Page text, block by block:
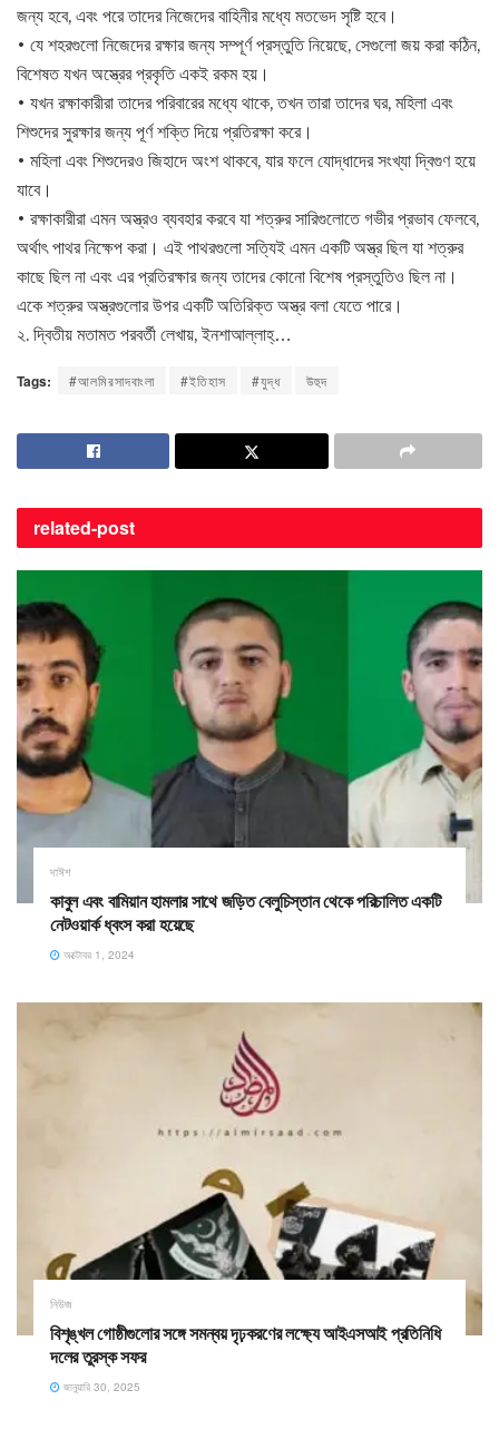
জন্য হবে, এবং পরে তাদের নিজেদের বাহিনীর মধ্যে মতভেদ সৃষ্টি হবে।
• যে শহরগুলো নিজেদের রক্ষার জন্য সম্পূর্ণ প্রস্তুতি নিয়েছে, সেগুলো জয় করা কঠিন,
বিশেষত যখন অস্ত্রের প্রকৃতি একই রকম হয়।
• যখন রক্ষাকারীরা তাদের পরিবারের মধ্যে থাকে, তখন তারা তাদের ঘর, মহিলা এবং
শিশুদের সুরক্ষার জন্য পূর্ণ শক্তি দিয়ে প্রতিরক্ষা করে।
• মহিলা এবং শিশুদেরও জিহাদে অংশ থাকবে, যার ফলে যোদ্ধাদের সংখ্যা দ্বিগুণ হয়ে
যাবে।
• রক্ষাকারীরা এমন অস্ত্রও ব্যবহার করবে যা শত্রুর সারিগুলোতে গভীর প্রভাব ফেলবে,
অর্থাৎ পাথর নিক্ষেপ করা। এই পাথরগুলো সত্যিই এমন একটি অস্ত্র ছিল যা শত্রুর
কাছে ছিল না এবং এর প্রতিরক্ষার জন্য তাদের কোনো বিশেষ প্রস্তুতিও ছিল না।
একে শত্রুর অস্ত্রগুলোর উপর একটি অতিরিক্ত অস্ত্র বলা যেতে পারে।
২. দ্বিতীয় মতামত পরবর্তী লেখায়, ইনশাআল্লাহ্…
Tags: #আলমিরসাদবাংলা #ইতিহাস #যুদ্ধ উহুদ
related-post
দাঈশ
কাবুল এবং বামিয়ান হামলার সাথে জড়িত বেলুচিস্তান থেকে পরিচালিত একটি
নেটওয়ার্ক ধ্বংস করা হয়েছে
অক্টোবর 1, 2024
নিউজ
বিশৃঙ্খল গোষ্ঠীগুলোর সঙ্গে সমন্বয় দৃঢ়করণের লক্ষ্যে আইএসআই প্রতিনিধি
দলের তুরস্ক সফর
জানুয়ারি 30, 2025